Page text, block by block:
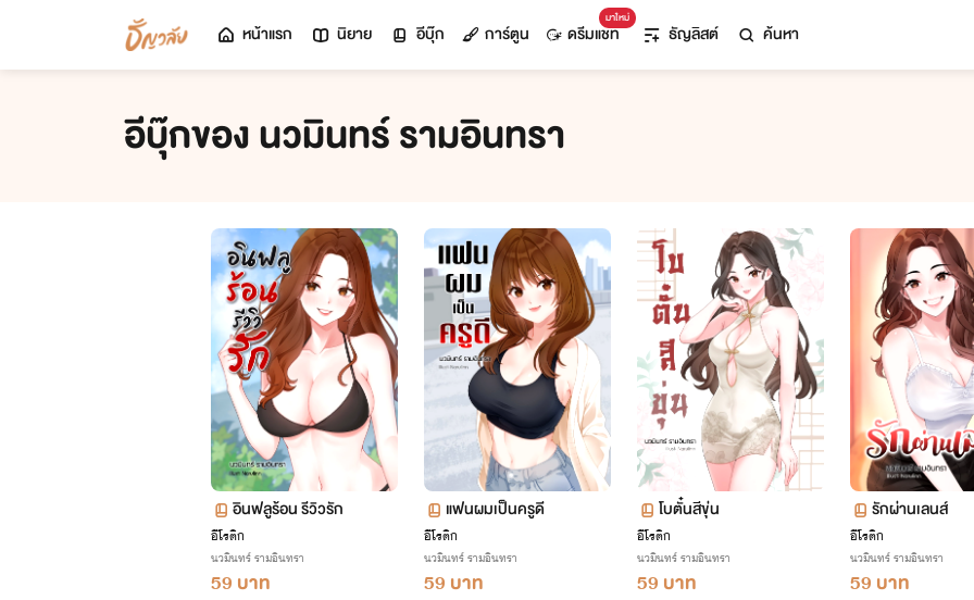
หน้าแรก นิยาย อีบุ๊ก การ์ตูน
มาใหม่
ดรีมแชท ธัญลิสต์ ค้นหา
อีบุ๊กของ นวมินทร์ รามอินทรา
อินฟลูร้อน รีวิวรัก
อีโรติก
นวมินทร์ รามอินทรา
59 บาท
แฟนผมเป็นครูดี
อีโรติก
นวมินทร์ รามอินทรา
59 บาท
โบตั๋นสีขุ่น
อีโรติก
นวมินทร์ รามอินทรา
59 บาท
รักผ่านเลนส์
อีโรติก
นวมินทร์ รามอินทรา
59 บาท